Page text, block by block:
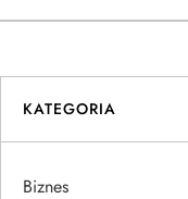
w
i
g
a
KATEGORIA
Biznes